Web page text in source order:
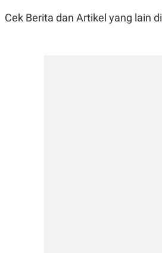
Cek Berita dan Artikel yang lain di